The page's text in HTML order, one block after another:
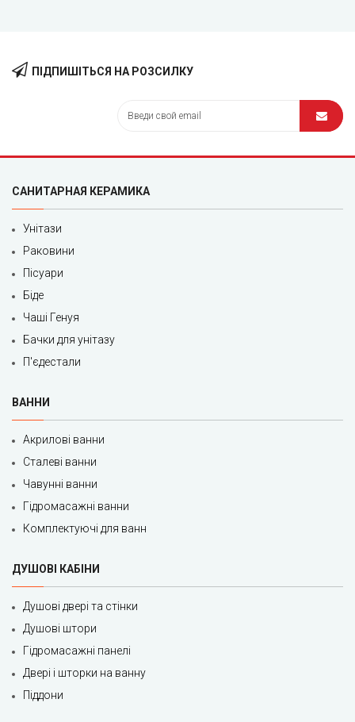
ПІДПИШІТЬСЯ НА РОЗСИЛКУ
САНИТАРНАЯ КЕРАМИКА
Унітази
Раковини
Пісуари
Біде
Чаші Генуя
Бачки для унітазу
П'єдестали
ВАННИ
Акрилові ванни
Сталеві ванни
Чавунні ванни
Гідромасажні ванни
Комплектуючі для ванн
ДУШОВІ КАБІНИ
Душові двері та стінки
Душові штори
Гідромасажні панелі
Двері і шторки на ванну
Піддони